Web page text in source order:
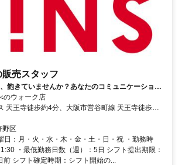
販売スタッフ
飽きていませんか？あなたのコミュニケーション
お客様の日常を変えるプロの接客へ。
ウォーク店
天王寺徒歩約4分、大阪市営谷町線 天王寺徒歩約4
線 天王寺徒歩約4分 「天王寺駅前駅」徒歩2分
野区
日：月・火・水・木・金・土・日・祝 ・勤務時
・最低勤務日数（週）：5日 シフト提出期限：
シフト確定時期：シフト開始の...